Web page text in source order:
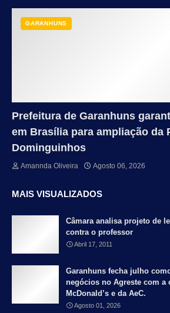
GARANHUNS
Prefeitura de Garanhuns
em Brasília para ampliação da
Dominguinhos
Amannda Oliveira Agosto 06, 2026
MAIS VISUALIZADOS
Câmara analisa projeto de
contra o professor
Abril 17, 2011
Garanhuns fecha julho
negócios no Agreste com a
McDonald’s e da AeC.
Agosto 01, 2026